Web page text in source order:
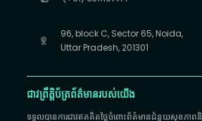
96, block C, Sector 65, Noida,
Uttar Pradesh, 201301
ជាវព្រឹត្តិប័ត្រព័ត៌មានរបស់យើង
ទទួលបានការជាវឥតគិតថ្លៃចំពោះព័ត៌មានជំនួយសុខភា